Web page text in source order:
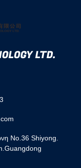
LTD.
No.36 Shiyong.